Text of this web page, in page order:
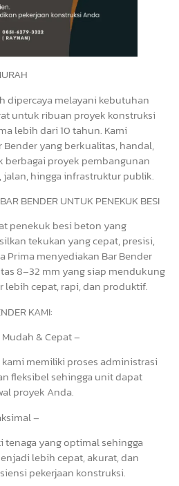
dipercaya melayani kebutuhan
untuk ribuan proyek konstruksi
lebih dari 10 tahun. Kami
yang berkualitas, handal,
proyek pembangunan
hingga infrastruktur publik.
BENDER UNTUK PENEKUK BESI
penekuk besi beton yang
tekukan yang cepat, presisi,
Prima menyediakan Bar Bender
8–32 mm yang siap mendukung
lebih cepat, rapi, dan produktif.
KAMI:
& Cepat –
kami memiliki proses administrasi
fleksibel sehingga unit dapat
proyek Anda.
–
tenaga yang optimal sehingga
lebih cepat, akurat, dan
pekerjaan konstruksi.